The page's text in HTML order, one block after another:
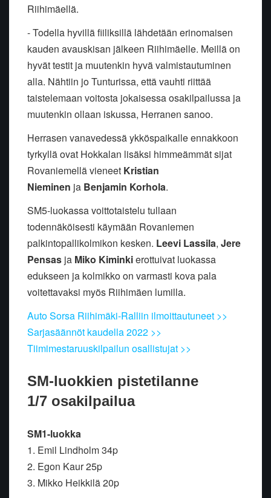
Riihimäellä.
- Todella hyvillä fiiliksillä lähdetään erinomaisen
kauden avauskisan jälkeen Riihimäelle. Meillä on
hyvät testit ja muutenkin hyvä valmistautuminen
alla. Nähtiin jo Tunturissa, että vauhti riittää
taistelemaan voitosta jokaisessa osakilpailussa ja
muutenkin ollaan iskussa, Herranen sanoo.
Herrasen vanavedessä ykköspaikalle ennakkoon
tyrkyllä ovat Hokkalan lisäksi himmeämmät sijat
Rovaniemellä vieneet Kristian
Nieminen ja Benjamin Korhola.
SM5-luokassa voittotaistelu tullaan
todennäköisesti käymään Rovaniemen
palkintopallikolmikon kesken. Leevi Lassila, Jere
Pensas ja Miko Kiminkierottuivat luokassa
edukseen ja kolmikko on varmasti kova pala
voitettavaksi myös Riihimäen lumilla.
Auto Sorsa Riihimäki-Ralliin ilmoittautuneet >>
Sarjasäännöt kaudella 2022 >>
Tiimimestaruuskilpailun osallistujat >>
SM-luokkien pistetilanne
1/7 osakilpailua
SM1-luokka
1. Emil Lindholm 34p
2. Egon Kaur 25p
3. Mikko Heikkilä 20p